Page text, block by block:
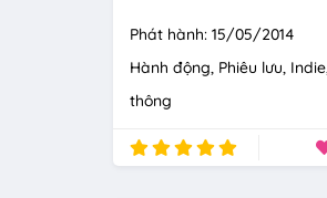
Phát hành: 15/05/2014
Hành động Phiêu lưu Indie
thông